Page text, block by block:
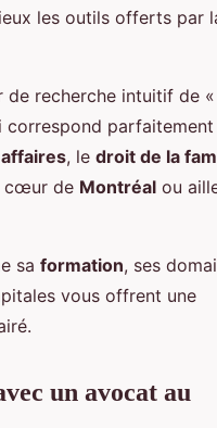
les outils offerts par
de recherche intuitif de «
correspond
, le droit de la
cœur de Montréal ou
sa formation, ses
vous offrent une
un avocat au